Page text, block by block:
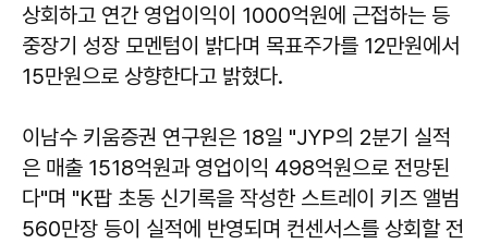
상회하고 연간 영업이익이 1000억원에 근접하는 등
중장기 성장 모멘텀이 밝다며 목표주가를 12만원에서
15만원으로 상향한다고 밝혔다.
이남수 키움증권 연구원은 18일 "JYP의 2분기 실적
은 매출 1518억원과 영업이익 498억원으로 전망된
다"며 "K팝 초동 신기록을 작성한 스트레이 키즈 앨범
560만장 등이 실적에 반영되며 컨센서스를 상회할 전